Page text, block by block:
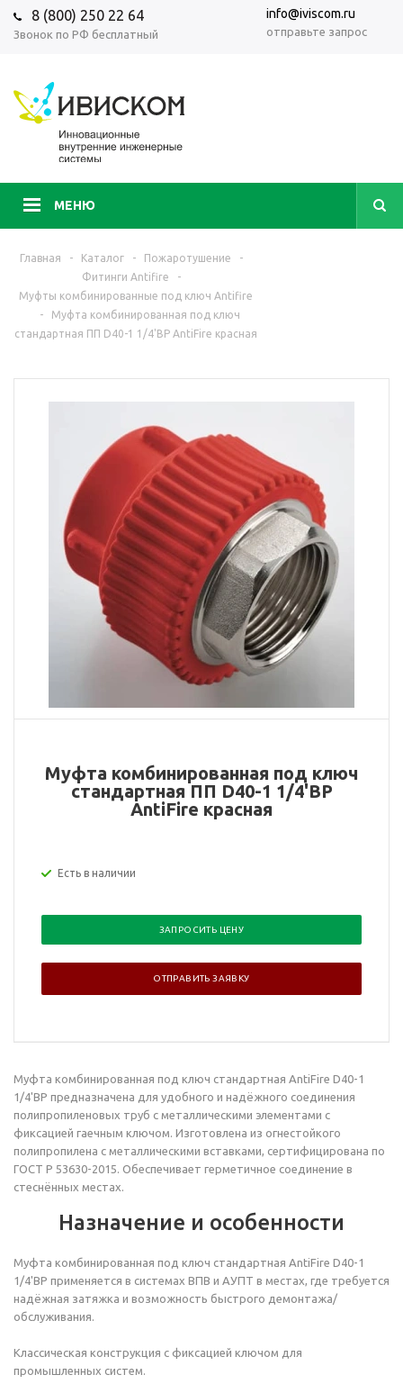
8 (800) 250 22 64
Звонок по РФ бесплатный
info@iviscom.ru
отправьте запрос
МЕНЮ
Главная - Каталог - Пожаротушение
-
Фитинги Antifire
-
Муфты комбинированные под ключ Antifire
-
Муфта комбинированная под ключ
стандартная ПП D40-1 1/4'ВР AntiFire красная
Муфта комбинированная под ключ
стандартная ПП D40-1 1/4'ВР
AntiFire красная
Есть в наличии
ЗАПРОСИТЬ ЦЕНУ
ОТПРАВИТЬ ЗАЯВКУ
Муфта комбинированная под ключ стандартная AntiFire D40-1
1/4'ВР предназначена для удобного и надёжного соединения
полипропиленовых труб с металлическими элементами с
фиксацией гаечным ключом. Изготовлена из огнестойкого
полипропилена с металлическими вставками, сертифицирована по
ГОСТ Р 53630-2015. Обеспечивает герметичное соединение в
стеснённых местах.
Назначение и особенности
Муфта комбинированная под ключ стандартная AntiFire D40-1
1/4'ВР применяется в системах ВПВ и АУПТ в местах, где требуется
надёжная затяжка и возможность быстрого демонтажа/
обслуживания.
Классическая конструкция с фиксацией ключом для
промышленных систем.